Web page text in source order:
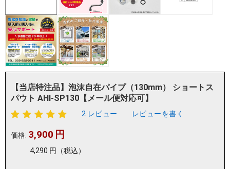
【当店特注品】泡沫自在パイプ（130mm） ショートス
パウト AHI-SP130【メール便対応可】
2 レビュー レビューを書く
価格: 3,900 円
4,290 円 （税込）